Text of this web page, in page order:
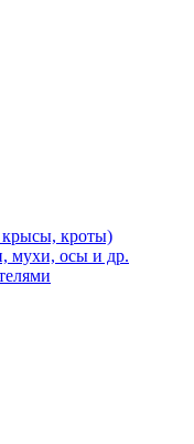
кроты)
мухи, осы и др.